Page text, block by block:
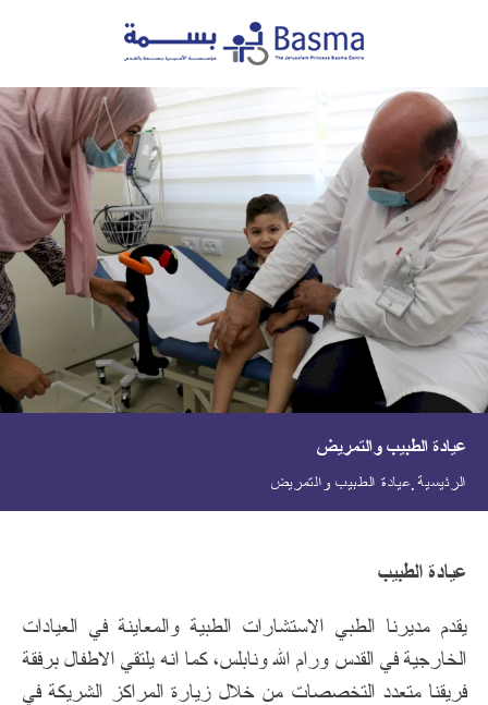
عيادة الطبيب والتمريض
الرئيسية عيادة الطبيب والتمريض
عيادة الطبيب
يقدم مديرنا الطبي الاستشارات الطبية والمعاينة في العيادات
الخارجية في القدس ورام الله ونابلس، كما انه يلتقي الاطفال برفقة
فريقنا متعدد التخصصات من خلال زيارة المراكز الشريكة في